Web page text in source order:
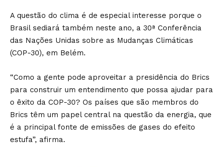
A questão do clima é de especial interesse porque o
Brasil sediará também neste ano, a 30ª Conferência
das Nações Unidas sobre as Mudanças Climáticas
(COP-30), em Belém.
“Como a gente pode aproveitar a presidência do Brics
para construir um entendimento que possa ajudar para
o êxito da COP-30? Os países que são membros do
Brics têm um papel central na questão da energia, que
é a principal fonte de emissões de gases do efeito
estufa”, afirma.